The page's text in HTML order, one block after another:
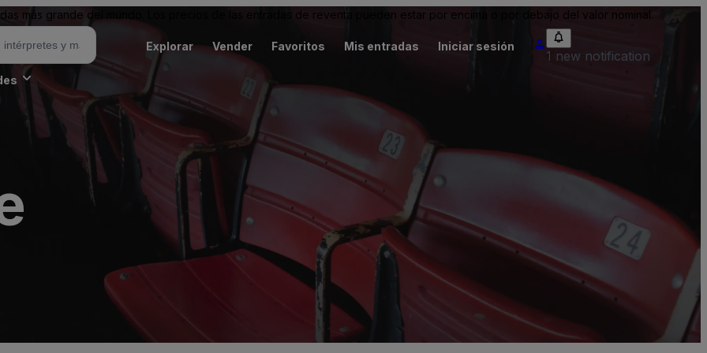
más grande del mundo. Los precios de las entradas de reventa pueden estar por encima o por debajo del valor nominal.
Explorar Vender Favoritos Mis entradas Iniciar sesión
1 new notification